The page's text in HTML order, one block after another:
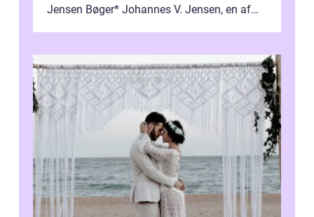
Jensen Bøger* Johannes V. Jensen, en af